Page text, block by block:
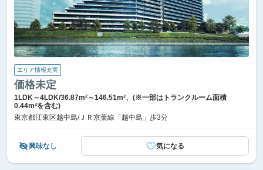
エリア情報充実
価格未定
1LDK～4LDK/36.87m²～146.51m²、(※一部はトランクルーム面積
0.44m²を含む)
東京都江東区越中島/ＪＲ京葉線「越中島」歩3分
興味なし 気になる